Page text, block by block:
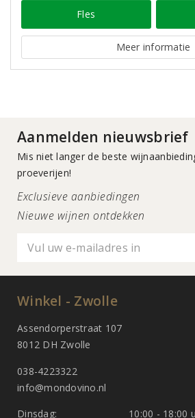
Fles
Meer informatie
Aanmelden nieuwsbrief
Mis niet langer de beste
proeverijen!
Exclusieve aanbiedingen
Nieuwe wijnen ontdekken
Winkel - Zwolle
Assendorperstraat 107
8012 DH Zwolle
038-4223322
info@mondovino.nl
Dinsdag:
10:00 - 18:00